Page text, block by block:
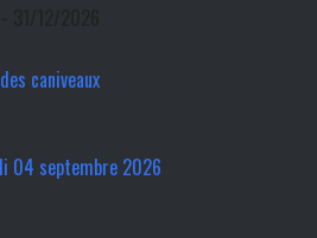
caniveaux
04 septembre 2026